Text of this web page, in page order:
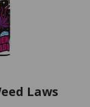
Laws